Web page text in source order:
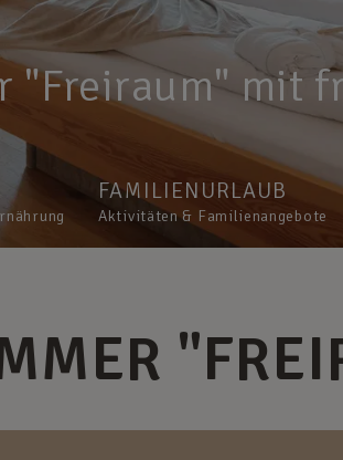
"Freiraum" mit
FAMILIENURLAUB
Aktivitäten & Familienangebote